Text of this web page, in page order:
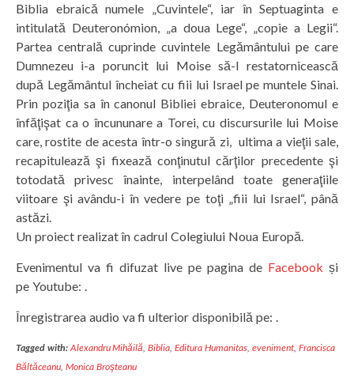
Biblia ebraică numele „Cuvintele“, iar în Septuaginta e
intitulată Deuteronómion, „a doua Lege“, „copie a Legii“.
Partea centrală cuprinde cuvintele Legământului pe care
Dumnezeu i-a poruncit lui Moise să-l restatornicească
după Legământul încheiat cu fiii lui Israel pe muntele Sinai.
Prin poziţia sa în canonul Bibliei ebraice, Deuteronomul e
înfăţişat ca o încununare a Torei, cu discursurile lui Moise
care, rostite de acesta într-o singură zi, ultima a vieţii sale,
recapitulează şi fixează conţinutul cărţilor precedente şi
totodată privesc înainte, interpelând toate generaţiile
viitoare şi avându-i în vedere pe toţi „fiii lui Israel“, până
astăzi.
Un proiect realizat în cadrul Colegiului Noua Europă.
Evenimentul va fi difuzat live pe pagina de Facebook și
pe Youtube: .
Înregistrarea audio va fi ulterior disponibilă pe: .
Tagged with:Alexandru Mihăilă,Biblia,Editura Humanitas, eveniment, Francisca
Băltăceanu, Monica Broşteanu